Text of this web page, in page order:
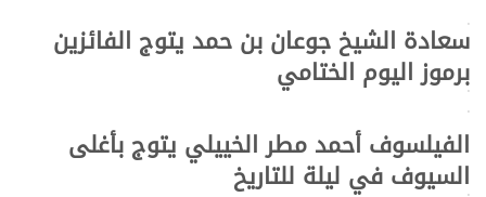
>سعادة الشيخ جوعان بن حمد يتوج الفائزين
برموز اليوم الختامي>
>
الفيلسوف أحمد مطر الخييلي يتوج بأغلى
السيوف في ليلة للتاريخ>